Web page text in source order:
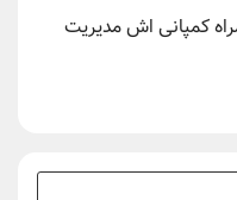
کمپانی اش مدیریت